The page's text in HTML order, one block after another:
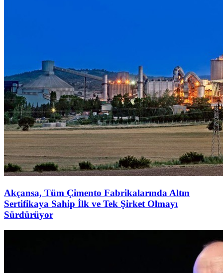
Akçansa, Tüm Çimento Fabrikalarında Altın
Sertifikaya Sahip İlk ve Tek Şirket Olmayı
Sürdürüyor